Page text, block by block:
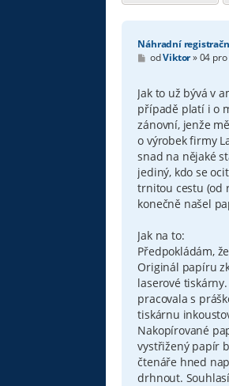
Náhradní
P
s
p
ě
v
k
odViktor»04 pro
Jak to už bývá v
případě platí i o
zánovní, jenže
o výrobek firmy
snad na nějaké
jediný, kdo se
trnitou cestu (od
konečně našel
Jak na to:
Předpokládám,
Originál papíru
laserové
pracovala s
tiskárnu
Nakopírované
vystřižený papír
čtenáře hned
drhnout.